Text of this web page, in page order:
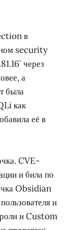
в
security
через
а
была
как
её в
CVE-
и била по
Obsidian
и
и Custom